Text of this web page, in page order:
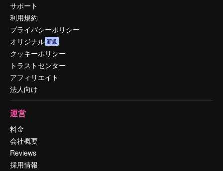
サポート
利用規約
プライバシーポリシー
オリジナル 新規
クッキーポリシー
トラストセンター
アフィリエイト
法人向け
運営
料金
会社概要
Reviews
採用情報